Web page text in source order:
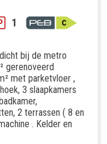
1
bij de metro
gerenoveerd
met parketvloer ,
3 slaapkamers
2 terrassen ( 8 en
. Kelder en